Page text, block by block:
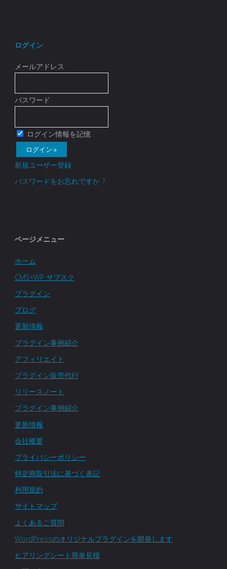
ログイン
メールアドレス
パスワード
ログイン情報を記憶
新規ユーザー登録
パスワードをお忘れですか ?
ページメニュー
ホーム
CMS×WP サブスク
プラグイン
ブログ
更新情報
プラグイン事例紹介
アフィリエイト
プラグイン販売代行
リリースノート
プラグイン事例紹介
更新情報
会社概要
プライバシーポリシー
特定商取引法に基づく表記
利用規約
サイトマップ
よくあるご質問
WordPressのオリジナルプラグインを開発します
ヒアリングシート簡単見積